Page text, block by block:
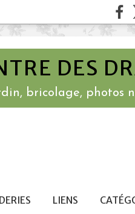
DES
bricolage, photos
LIENS